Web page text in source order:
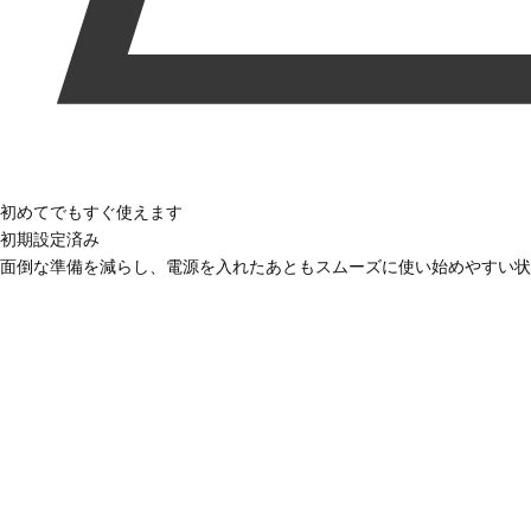
初めてでもすぐ使えます
初期設定済み
面倒な準備を減らし、電源を入れたあともスムーズに使い始めやすい